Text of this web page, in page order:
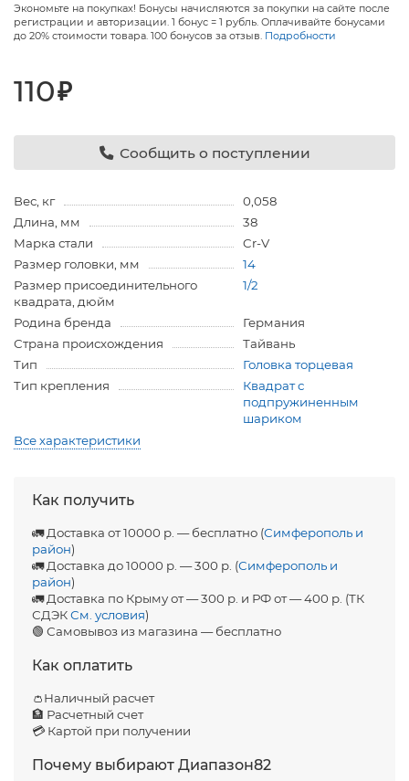
Экономьте на покупках! Бонусы начисляются за покупки на сайте после
регистрации и авторизации. 1 бонус = 1 рубль. Оплачивайте бонусами
до 20% стоимости товара. 100 бонусов за отзыв. Подробности
110₽
Сообщить о поступлении
Вес, кг
0,058
Длина, мм
38
Марка стали
Cr-V
Размер головки, мм
14
Размер присоединительного
квадрата, дюйм
1/2
Родина бренда
Германия
Страна происхождения
Тайвань
Тип
Головка торцевая
Тип крепления
Квадрат с
подпружиненным
шариком
Все характеристики
Как получить
🚛 Доставка от 10000 р. — бесплатно (Симферополь и
район)
🚛 Доставка до 10000 р. — 300 р. (Симферополь и
район)
🚛 Доставка по Крыму от — 300 р. и РФ от — 400 р. (ТК
СДЭКСм. условия)
🟢 Самовывоз из магазина — бесплатно
Как оплатить
👛Наличный расчет
🏦 Расчетный счет
💳 Картой при получении
Почему выбирают Диапазон82